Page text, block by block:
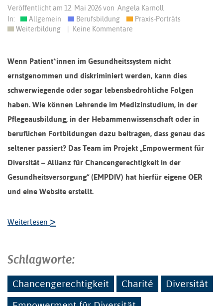
Veröffentlicht am 12. Mai 2026von Angela Karnoll
In:
Allgemein Berufsbildung
Praxis-Porträts
Weiterbildung
Keine Kommentare
Wenn Patient*innen im Gesundheitssystem nicht
ernstgenommen und diskriminiert werden, kann dies
schwerwiegende oder sogar lebensbedrohliche Folgen
haben. Wie können Lehrende im Medizinstudium, in der
Pflegeausbildung, in der Hebammenwissenschaft oder in
beruflichen Fortbildungen dazu beitragen, dass genau das
seltener passiert? Das Team im Projekt „Empowerment für
Diversität – Allianz für Chancengerechtigkeit in der
Gesundheitsversorgung“ (EMPDIV) hat hierfür eigene OER
und eine Website erstellt.
Weiterlesen >
Schlagworte:
Chancengerechtigkeit Charité
Diversität